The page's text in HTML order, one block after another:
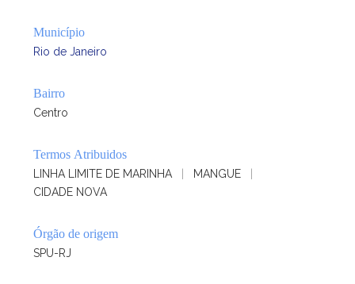
Município
Rio de Janeiro
Bairro
Centro
Termos Atribuidos
LINHA LIMITE DE MARINHA MANGUE
CIDADE NOVA
Órgão de origem
SPU-RJ